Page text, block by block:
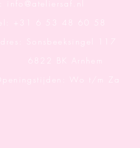
E:
info@ateliersaf.nl
+31 6 53 48 60 58
Sonsbeeksingel 117
6822 BK Arnhem
Openingstijden: Wo t/m Za